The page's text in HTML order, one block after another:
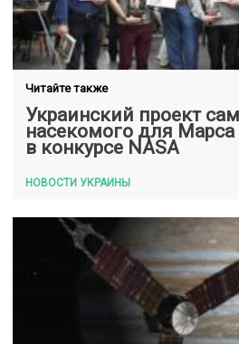
Читайте также
Украинский проект
насекомого для
в конкурсе NASA
НОВОСТИ УКРАИНЫ